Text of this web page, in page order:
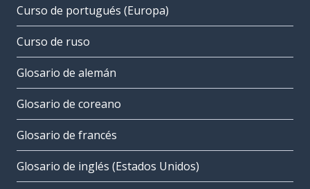
Curso de portugués (Europa)
Curso de ruso
Glosario de alemán
Glosario de coreano
Glosario de francés
Glosario de inglés (Estados Unidos)